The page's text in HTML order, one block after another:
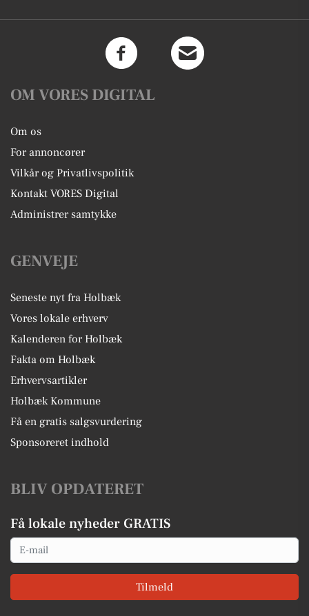
OM VORES DIGITAL
Om os
For annoncører
Vilkår og Privatlivspolitik
Kontakt VORES Digital
Administrer samtykke
GENVEJE
Seneste nyt fra Holbæk
Vores lokale erhverv
Kalenderen for Holbæk
Fakta om Holbæk
Erhvervsartikler
Holbæk Kommune
Få en gratis salgsvurdering
Sponsoreret indhold
BLIV OPDATERET
Få lokale nyheder GRATIS
Email
Tilmeld